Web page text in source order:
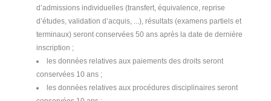
d’admissions individuelles (transfert, équivalence, reprise
d’études, validation d’acquis, ...), résultats (examens partiels et
terminaux) seront conservées 50 ans après la date de dernière
inscription ;
les données relatives aux paiements des droits seront
conservées 10 ans ;
les données relatives aux procédures disciplinaires seront